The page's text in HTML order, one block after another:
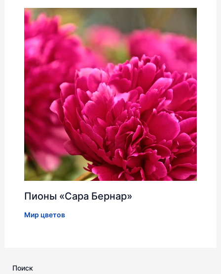
Пионы «Сара Бернар»
Мир цветов
Поиск